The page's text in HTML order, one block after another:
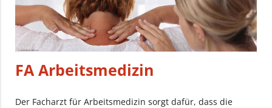
FA Arbeitsmedizin
Der Facharzt für Arbeitsmedizin sorgt dafür, dass die